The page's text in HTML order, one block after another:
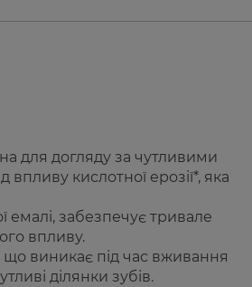
для догляду за чутливими
кислотної ерозії*, яка
емалі, забезпечує тривале
впливу.
виникає під час вживання
ділянки зубів.